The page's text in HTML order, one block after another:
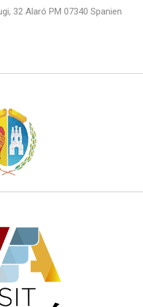
32 Alaró PM 07340 Spanien